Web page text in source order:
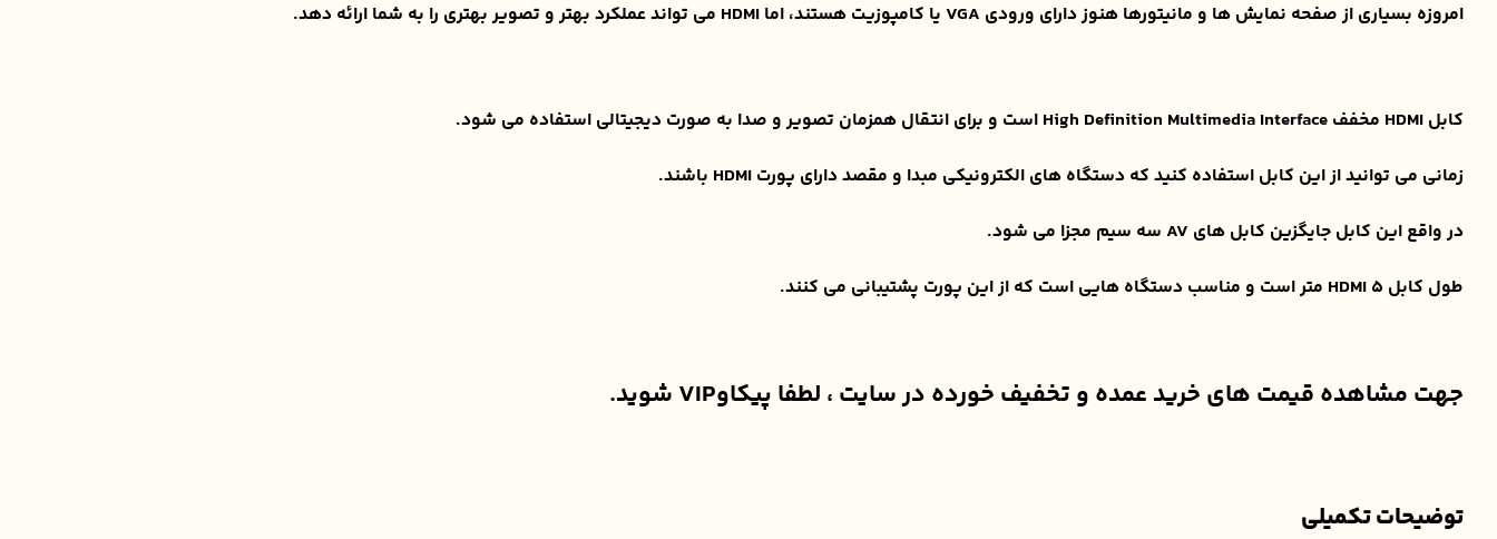
امروزه بسیاری از صفحه نمایش ها و مانیتورها هنوز دارای ورودی VGA یا کامپوزیت هستند، اما HDMI می تواند عملکرد بهتر و تصویر بهتری را به شما ارائه دهد.
کابل HDMI مخفف High Definition Multimedia Interface است و برای انتقال همزمان تصویر و صدا به صورت دیجیتالی استفاده می شود.
زمانی می توانید از این کابل استفاده کنید که دستگاه های الکترونیکی مبدا و مقصد دارای پورت HDMI باشند.
در واقع این کابل جایگزین کابل های AV سه سیم مجزا می شود.
طول کابل HDMI 5 متر است و مناسب دستگاه هایی است که از این پورت پشتیبانی می کنند.
جهت مشاهده قیمت های خرید عمده و تخفیف خورده در سایت ، لطفا پیکاوVIP شوید.
توضیحات تکمیلی